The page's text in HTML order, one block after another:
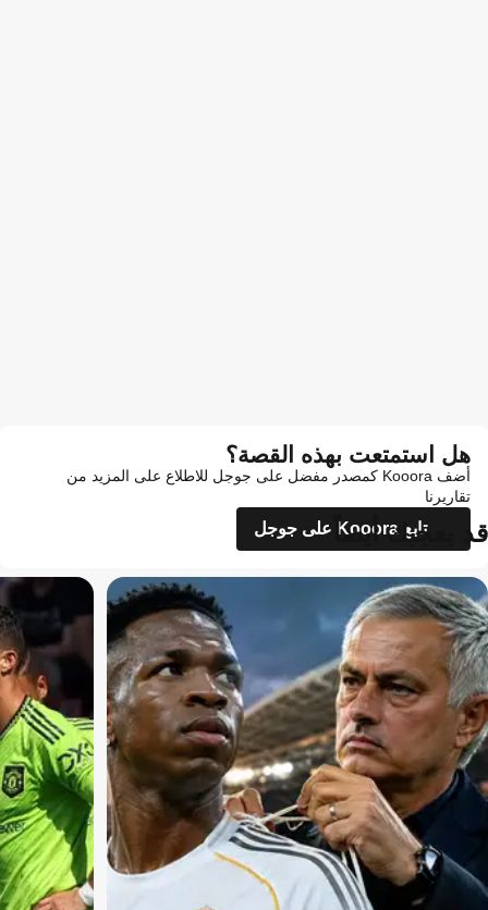
هل استمتعت بهذه القصة؟
أضف Kooora كمصدر مفضل على جوجل للاطلاع على المزيد من
تقاريرنا
تابع Kooora على جوجل
قد يعجبك أيضاً